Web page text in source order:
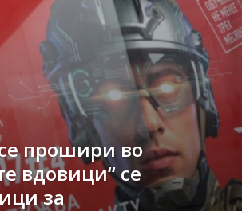
прошири во
вдовици“ се
за